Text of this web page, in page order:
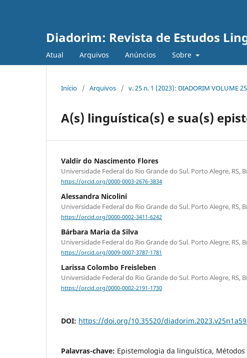
Diadorim: Revista de Estudos
Atual Arquivos Anúncios Sobre
Início / Arquivos / v. 25 n. 1 (2023): DIADORIM VOLUME
A(s) linguística(s) e sua(s)
Valdir do Nascimento Flores
Universidade Federal do Rio Grande do Sul. Porto Alegre, RS,
https://orcid.org/0000-0003-2676-3834
Alessandra Nicolini
Universidade Federal do Rio Grande do Sul. Porto Alegre, RS,
https://orcid.org/0000-0002-3411-6242
Bárbara Maria da Silva
Universidade Federal do Rio Grande do Sul. Porto Alegre, RS,
https://orcid.org/0009-0007-3787-1781
Larissa Colombo Freisleben
Universidade Federal do Rio Grande do Sul. Porto Alegre, RS,
https://orcid.org/0000-0002-2191-1730
DOI: https://doi.org/10.35520/
Palavras-chave: Epistemologia da linguística,